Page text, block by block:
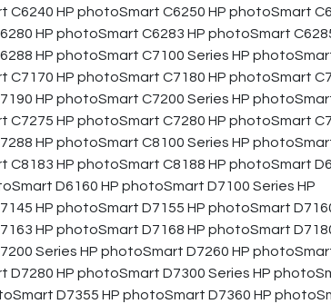
C6240 HP photoSmart C6250 HP photoSmart
HP photoSmart C6283 HP photoSmart
HP photoSmart C7100 Series HP
C7170 HP photoSmart C7180 HP photoSmart
HP photoSmart C7200 Series HP
C7275 HP photoSmart C7280 HP photoSmart
HP photoSmart C8100 Series HP
C8183 HP photoSmart C8188 HP photoSmart
D6160 HP photoSmart D7100 Series HP
HP photoSmart D7155 HP photoSmart
HP photoSmart D7168 HP photoSmart
Series HP photoSmart D7260 HP
D7280 HP photoSmart D7300 Series HP
D7355 HP photoSmart D7360 HP